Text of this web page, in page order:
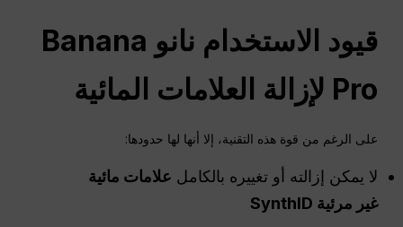
قيود الاستخدام نانو Banana
Pro لإزالة العلامات المائية
على الرغم من قوة هذه التقنية، إلا أنها لها حدودها:
لا يمكن إزالته أو تغييره بالكامل علامات مائية
غير مرئية SynthID